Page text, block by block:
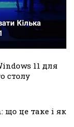
Кілька
11 для
столу
що це таке і як